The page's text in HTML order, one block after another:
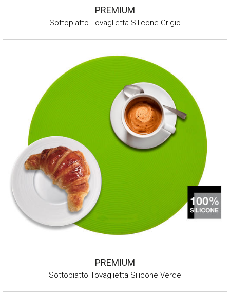
PREMIUM
Sottopiatto Tovaglietta Silicone Grigio
PREMIUM
Sottopiatto Tovaglietta Silicone Verde